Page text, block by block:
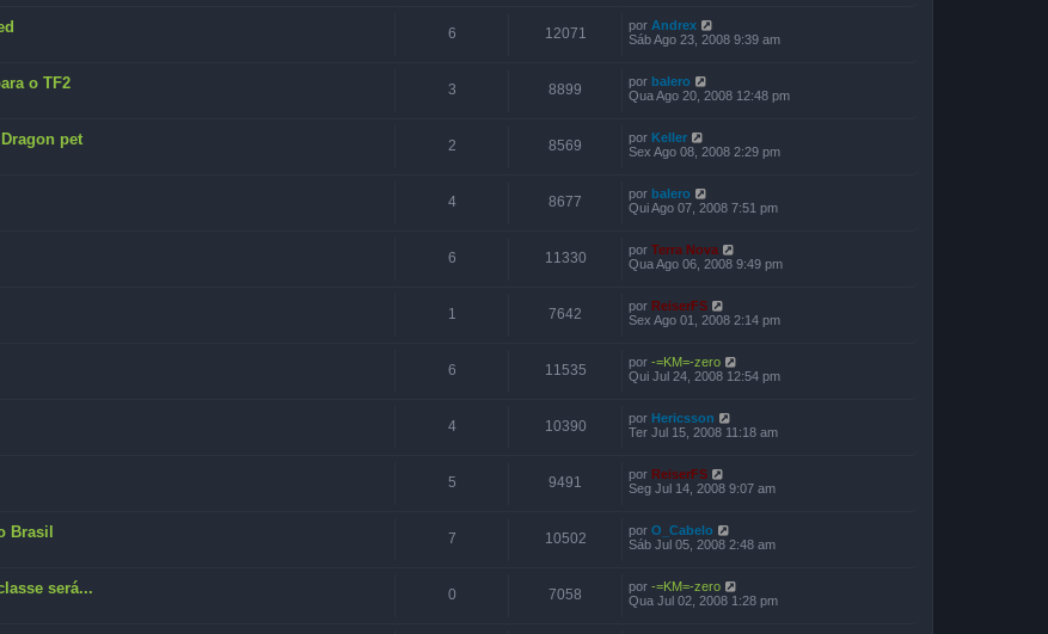
6 12071 por Andrex
Sáb Ago 23, 2008 9:39 am
o TF2 3 8899 por balero
Qua Ago 20, 2008 12:48 pm
pet 2 8569 por Keller
Sex Ago 08, 2008 2:29 pm
4 8677 por balero
Qui Ago 07, 2008 7:51 pm
6 11330 por Terra Nova
Qua Ago 06, 2008 9:49 pm
1 7642 por ReiserFS
Sex Ago 01, 2008 2:14 pm
6 11535 por -=KM=-zero
Qui Jul 24, 2008 12:54 pm
4 10390 por Hericsson
Ter Jul 15, 2008 11:18 am
5 9491 por ReiserFS
Seg Jul 14, 2008 9:07 am
Brasil 7 10502 por O_Cabelo
Sáb Jul 05, 2008 2:48 am
será... 0 7058 por -=KM=-zero
Qua Jul 02, 2008 1:28 pm